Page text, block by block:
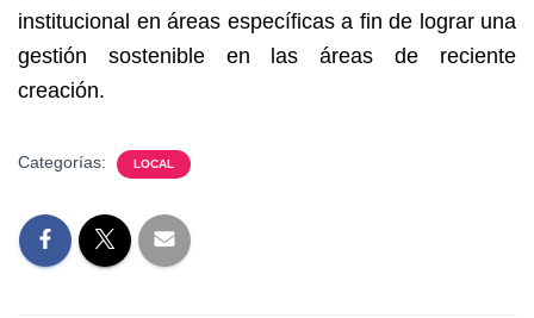
institucional en áreas específicas a fin de lograr una
gestión sostenible en las áreas de reciente
creación.
Categorías: LOCAL